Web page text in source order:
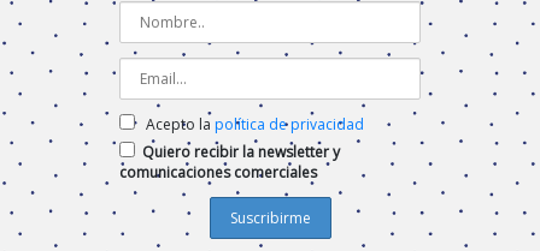
Acepto la política de privacidad
Quiero recibir la newsletter y
comunicaciones comerciales